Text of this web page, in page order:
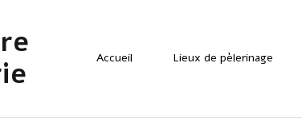
Accueil Lieux de pèlerinage